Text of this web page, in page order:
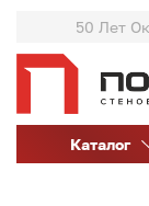
50 Лет
Каталог